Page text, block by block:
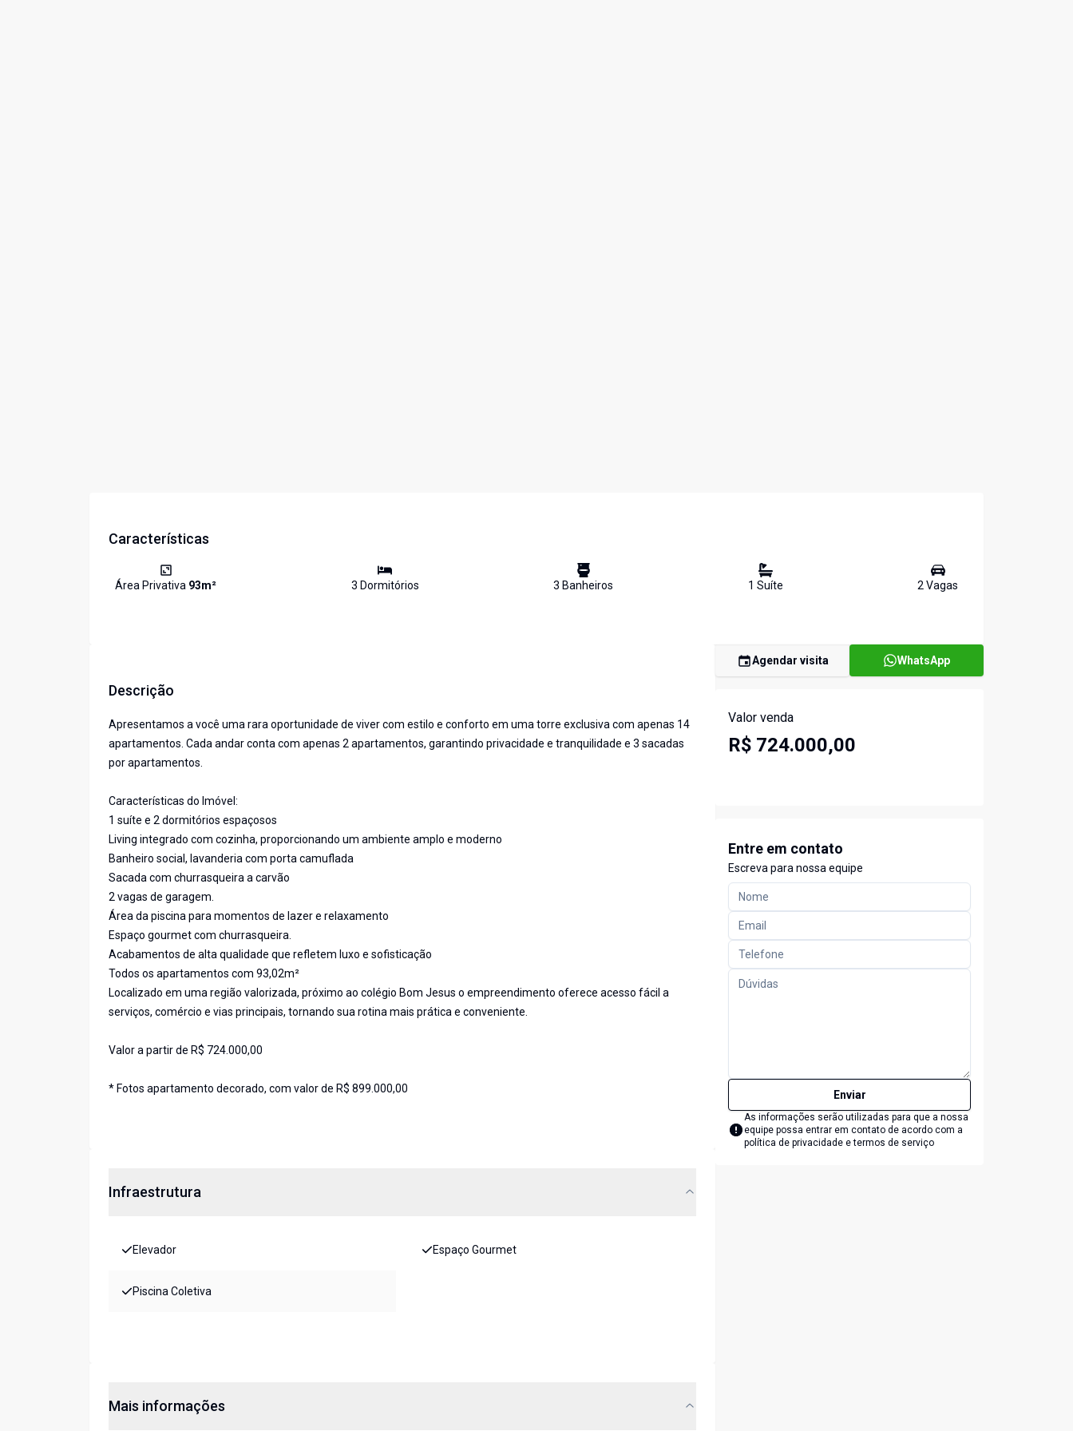
Características
Área Privativa 93m² 3 Dormitórios 3 Banheiros 1 Suíte 2Vagas
Descrição
Apresentamos a você uma rara oportunidade de viver com estilo e conforto em uma torre exclusiva com apenas 14
apartamentos. Cada andar conta com apenas 2 apartamentos, garantindo privacidade e tranquilidade e 3 sacadas
por apartamentos.
Características do Imóvel:
1 suíte e 2 dormitórios espaçosos
Living integrado com cozinha, proporcionando um ambiente amplo e moderno
Banheiro social, lavanderia com porta camuflada
Sacada com churrasqueira a carvão
2 vagas de garagem.
Área da piscina para momentos de lazer e relaxamento
Espaço gourmet com churrasqueira.
Acabamentos de alta qualidade que refletem luxo e sofisticação
Todos os apartamentos com 93,02m²
Localizado em uma região valorizada, próximo ao colégio Bom Jesus o empreendimento oferece acesso fácil a
serviços, comércio e vias principais, tornando sua rotina mais prática e conveniente.
Valor a partir de R$ 724.000,00
* Fotos apartamento decorado, com valor de R$ 899.000,00
Infraestrutura
Elevador Espaço Gourmet
Piscina Coletiva
Mais informações
Agendar visita WhatsApp
Valor venda
R$ 724.000,00
Entre em contato
Escreva para nossa equipe
Enviar
As informações serão utilizadas para que a nossa
equipe possa entrar em contato de acordo com a
política de privacidade e termos de serviço